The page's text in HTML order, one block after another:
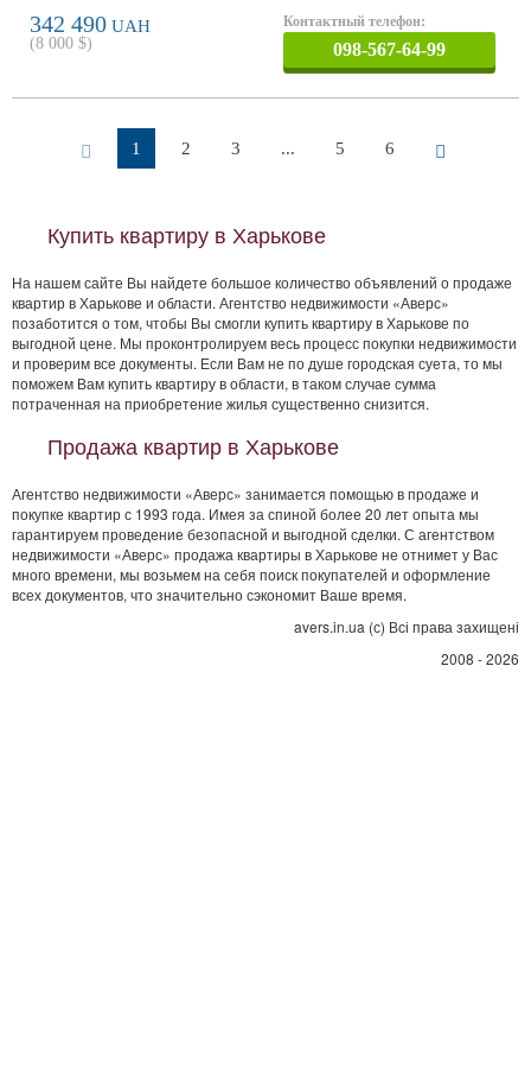
342 490 UAH
(8 000 $)
Контактный телефон:
098-567-64-99
1 2 3 ... 5 6
Купить квартиру в Харькове
На нашем сайте Вы найдете большое количество объявлений о продаже
квартир в Харькове и области. Агентство недвижимости «Аверс»
позаботится о том, чтобы Вы смогли купить квартиру в Харькове по
выгодной цене. Мы проконтролируем весь процесс покупки недвижимости
и проверим все документы. Если Вам не по душе городская суета, то мы
поможем Вам купить квартиру в области, в таком случае сумма
потраченная на приобретение жилья существенно снизится.
Продажа квартир в Харькове
Агентство недвижимости «Аверс» занимается помощью в продаже и
покупке квартир с 1993 года. Имея за спиной более 20 лет опыта мы
гарантируем проведение безопасной и выгодной сделки. С агентством
недвижимости «Аверс» продажа квартиры в Харькове не отнимет у Вас
много времени, мы возьмем на себя поиск покупателей и оформление
всех документов, что значительно сэкономит Ваше время.
avers.in.ua (с) Всі права захищені
2008 - 2026